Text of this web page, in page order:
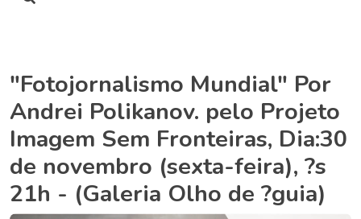
"Fotojornalismo Mundial" Por
Andrei Polikanov. pelo Projeto
Imagem Sem Fronteiras, Dia:30
de novembro (sexta-feira), ?s
21h - (Galeria Olho de ?guia)